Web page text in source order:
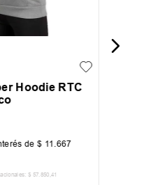
Hoodie RTC
de$ 11 667
$ 57.850 ,41